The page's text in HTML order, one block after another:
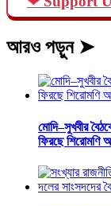
আরও পড়ুন ➤
মোদি–সুখবীর
ফিরছে শিরোমণি